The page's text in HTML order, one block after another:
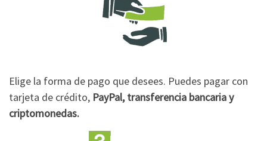
Elige la forma de pago que desees. Puedes pagar con
tarjeta de crédito, PayPal, transferencia bancaria y
criptomonedas.